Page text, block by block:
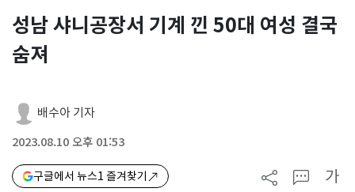
성남 샤니공장서 기계 낀 50대 여성 결국
숨져
배수아 기자
2023.08.10 오후 01:53
구글에서 뉴스1 즐겨찾기 가